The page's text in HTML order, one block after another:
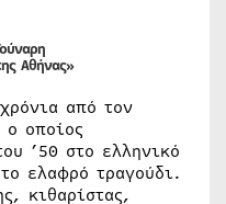
Αθήνας»
από τον
ο οποίος
’50 στο ελληνικό
ελαφρό τραγούδι.
κιθαρίστας,